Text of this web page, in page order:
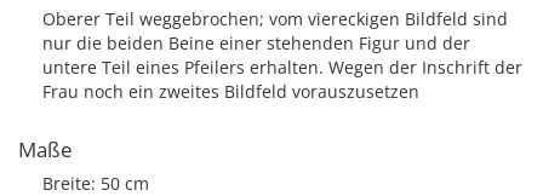
Oberer Teil weggebrochen; vom viereckigen Bildfeld sind
nur die beiden Beine einer stehenden Figur und der
untere Teil eines Pfeilers erhalten. Wegen der Inschrift der
Frau noch ein zweites Bildfeld vorauszusetzen
Maße
Breite: 50 cm